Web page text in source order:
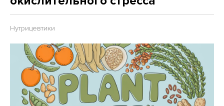
Нутрицевтики